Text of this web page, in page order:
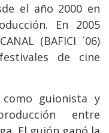
el año 2000 en
En 2005
(BAFICI ´06)
de cine
como guionista y
entre